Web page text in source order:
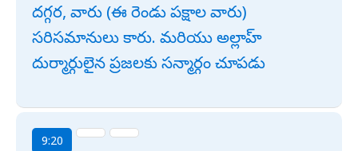
దగ్గర, వారు (ఈ రెండు పక్షాల వారు)
సరిసమానులు కారు. మరియు అల్లాహ్
దుర్మార్గులైన ప్రజలకు సన్మార్గం చూపడు
9:20